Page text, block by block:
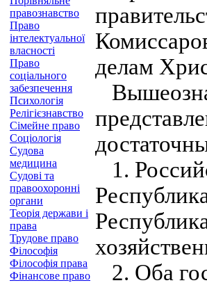
правознавство
Право
інтелектуальної
власності
Право
соціального
забезпечення
Психологія
Релігієзнавство
Сімейне право
Соціологія
Судова
медицина
Судові та
правоохоронні
органи
Теорія держави і
права
Трудове право
Філософія
Філософія права
Фінансове право
делам
1.
2. Оба